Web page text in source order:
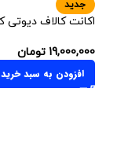
جدید
اکانت کالاف دیوتی کد
19,000,000 تومان
افزودن به سبد خرید